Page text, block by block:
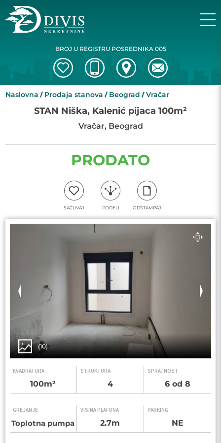
BROJ U REGISTRU POSREDNIKA 005
Naslovna Prodaja stanova Beograd Vračar
STAN Niška, Kalenić pijaca 100m²
Vračar, Beograd
PRODATO
SAČUVAJ PODELI ODŠTAMPAJ
(10)
KVADRATURA
100m²
STRUKTURA
4
SPRATNOST
6 od 8
GREJANJE
Toplotna pumpa
VISINA PLAFONA
2.7m
PARKING
NE